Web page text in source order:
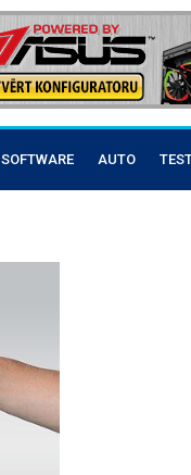
SOFTWARE AUTO